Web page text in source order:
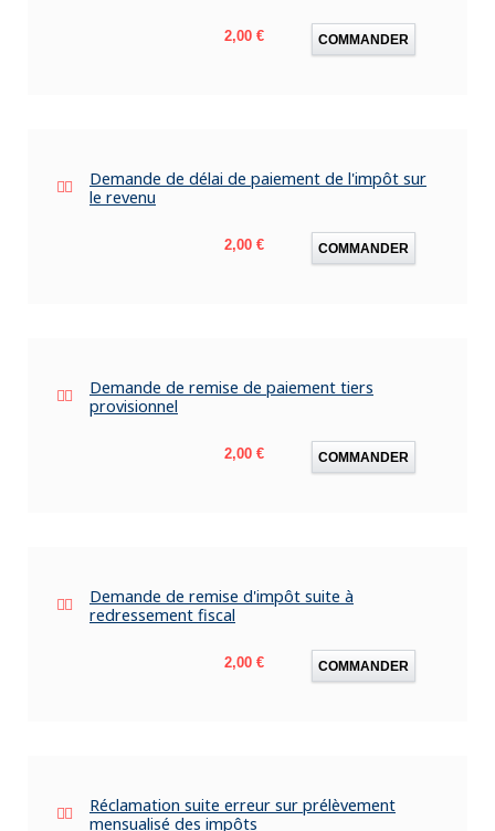
Prix
2,00 € COMMANDER
Demande de délai de paiement de l'impôt sur
le revenu
Prix
2,00 € COMMANDER
Demande de remise de paiement tiers
provisionnel
Prix
2,00 € COMMANDER
Demande de remise d'impôt suite à
redressement fiscal
Prix
2,00 € COMMANDER
Réclamation suite erreur sur prélèvement
mensualisé des impôts